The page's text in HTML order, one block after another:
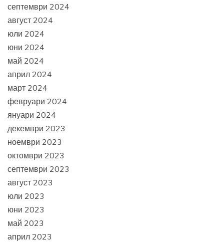
септември 2024
август 2024
юли 2024
юни 2024
май 2024
април 2024
март 2024
февруари 2024
януари 2024
декември 2023
ноември 2023
октомври 2023
септември 2023
август 2023
юли 2023
юни 2023
май 2023
април 2023